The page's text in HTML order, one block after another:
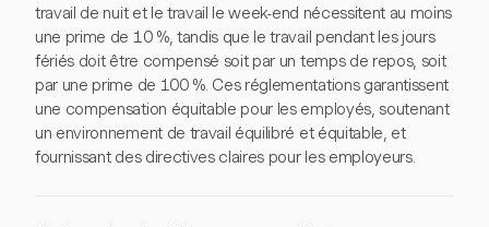
travail de nuit et le travail le week-end nécessitent au moins
une prime de 10 %, tandis que le travail pendant les jours
fériés doit être compensé soit par un temps de repos, soit
par une prime de 100 %. Ces réglementations garantissent
une compensation équitable pour les employés, soutenant
un environnement de travail équilibré et équitable, et
fournissant des directives claires pour les employeurs.